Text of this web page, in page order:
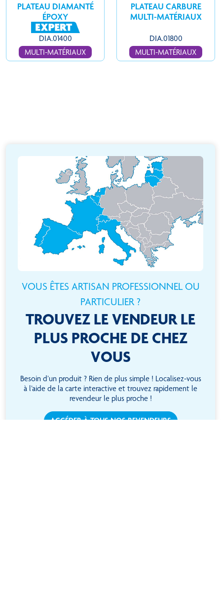
PLATEAU DIAMANTÉ
ÉPOXY
DIA.01400
MULTI-MATÉRIAUX
PLATEAU CARBURE
MULTI-MATÉRIAUX
DIA.01800
MULTI-MATÉRIAUX
VOUS ÊTES ARTISAN PROFESSIONNEL OU
PARTICULIER ?
TROUVEZ LE VENDEUR LE
PLUS PROCHE DE CHEZ
VOUS
Besoin d’un produit ? Rien de plus simple ! Localisez-vous
à l’aide de la carte interactive et trouvez rapidement le
revendeur le plus proche !
ACCÉDER À TOUS NOS REVENDEURS